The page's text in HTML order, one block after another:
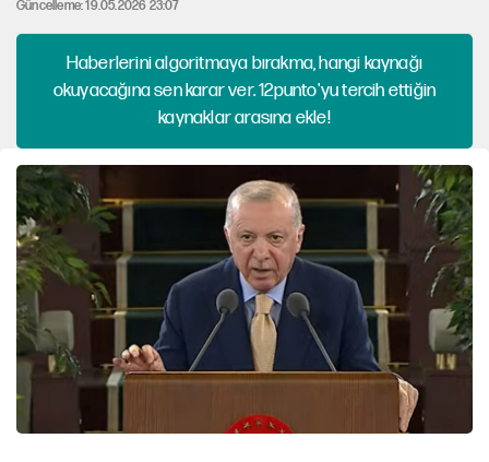
Güncelleme: 19.05.2026 23:07
Haberlerini algoritmaya bırakma, hangi kaynağı
okuyacağına sen karar ver. 12punto'yu tercih ettiğin
kaynaklar arasına ekle!